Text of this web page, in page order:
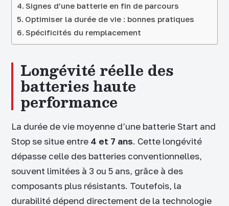
Signes d’une batterie en fin de parcours
Optimiser la durée de vie : bonnes pratiques
Spécificités du remplacement
Longévité réelle des
batteries haute
performance
La durée de vie moyenne d’une batterie Start and
Stop se situe entre 4 et 7 ans. Cette longévité
dépasse celle des batteries conventionnelles,
souvent limitées à 3 ou 5 ans, grâce à des
composants plus résistants. Toutefois, la
durabilité dépend directement de la technologie